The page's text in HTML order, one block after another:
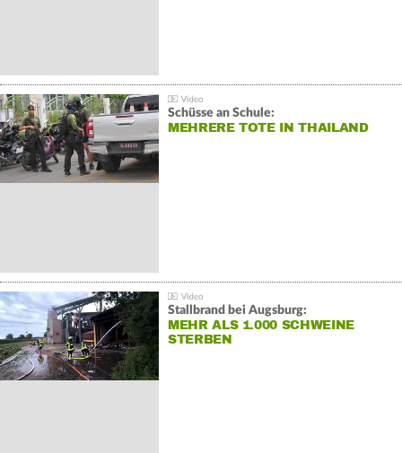
Schüsse an Schule:
MEHRERE TOTE IN THAILAND
Stallbrand bei Augsburg:
MEHR ALS 1.000 SCHWEINE
STERBEN